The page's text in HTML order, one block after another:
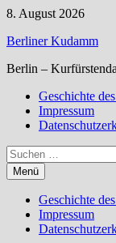
Zum
springen
8. August 2026
Berliner Kudamm
Berlin –
Geschichte
Impressum
Suchen
nach:
Menü
Geschichte
Impressum